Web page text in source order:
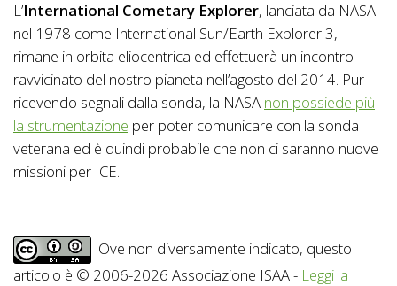
L’International Cometary Explorer, lanciata da NASA
nel 1978 come International Sun/Earth Explorer 3,
rimane in orbita eliocentrica ed effettuerà un incontro
ravvicinato del nostro pianeta nell’agosto del 2014. Pur
ricevendo segnali dalla sonda, la NASA non possiede più
la strumentazione per poter comunicare con la sonda
veterana ed è quindi probabile che non ci saranno nuove
missioni per ICE.
Ove non diversamente indicato, questo
articolo è © 2006-2026 Associazione ISAA - Leggi la